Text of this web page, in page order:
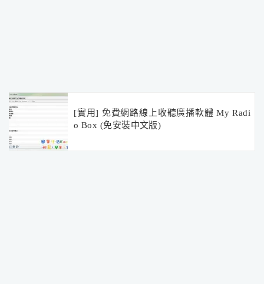
[實用] 免費網路線上收聽廣播軟體 My Radi
o Box (免安裝中文版)